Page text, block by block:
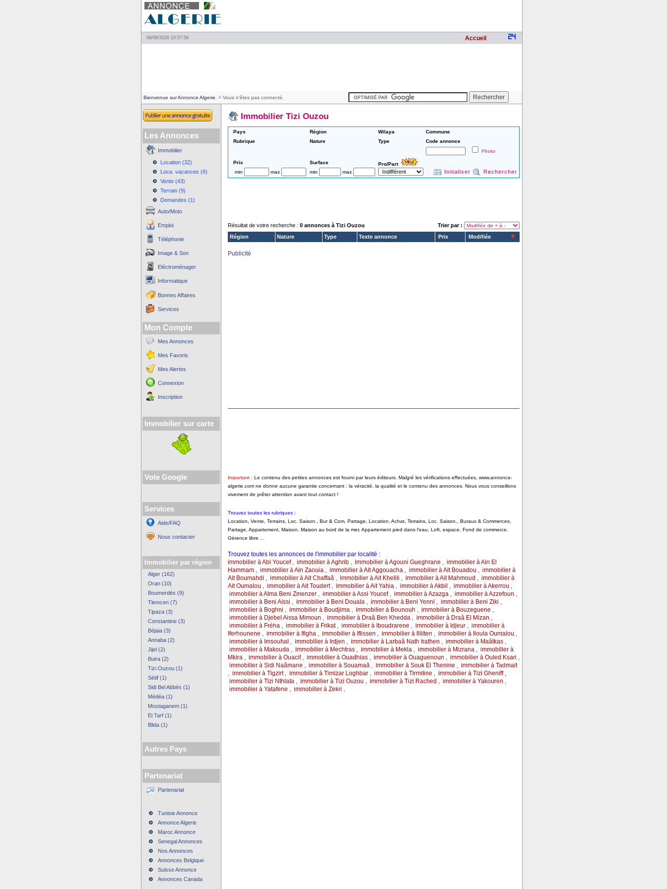
06/08/2026 10:57:59 Accueil
Bienvenue sur Annonce Algerie. > Vous n'êtes pas connecté.
Les Annonces
Immobilier
Location (32)
Loca. vacances (6)
Vente (43)
Terrain (9)
Demandes (1)
Auto/Moto
Emploi
Téléphonie
Image & Son
Eléctroménager
Informatique
Bonnes Affaires
Services
Mon Compte
Mes Annonces
Mes Favoris
Mes Alertes
Connexion
Inscription
Immobilier sur carte
Vote Google
Services
Aide/FAQ
Nous contacter
Immobilier par région
Alger (162)
Oran (10)
Boumerdès (9)
Tlemcen (7)
Tipaza (3)
Constantine (3)
Béjaia (3)
Annaba (2)
Jijel (2)
Buira (2)
Tizi Ouzou (1)
Sétif (1)
Sidi Bel Abbès (1)
Médéa (1)
Mostaganem (1)
El Tarf (1)
Blida (1)
Autres Pays
Partenariat
Partenariat
Tunisie Annonce
Annonce Algerie
Maroc Annonce
Senegal Annonces
Nos Annonces
Annonces Belgique
Suisse Annonce
Annonces Canada
Immobilier Tizi Ouzou
Pays Région Wilaya
Commune
Rubrique
Nature Type
Code annonce
Photo
Prix Surface
Pro/Part
min
max min max Initialiser Rechercher
Résultat de votre recherche : 0 annonces à Tizi Ouzou
Trier par :
Région
Nature Type Texte annonce Prix Modifiée
Publicité
Important : Le contenu des petites annonces est fourni par leurs éditeurs. Malgré les vérifications effectuées, www.annonce-
algerie.com ne donne aucune garantie concernant : la véracité, la qualité et le contenu des annonces. Nous vous conseillons
vivement de prêter attention avant tout contact !
Trouvez toutes les rubriques :
Location, Vente, Terrains, Loc. Saison., Bur & Com, Partage, Location, Achat, Terrains, Loc. Saison., Buraux & Commerces,
Partage, Appartement, Maison, Maison au bord de la mer, Appartement pied dans l'eau, Loft, espace, Fond de commerce,
Gérence libre ...
Trouvez toutes les annonces de l'immobilier par localité :
immobilier à Abi Youcef, immobilier à Aghrib, immobilier à Agouni Gueghrane , immobilier à Ain El
Hammam, immobilier à Ain Zaouia, immobilier à Ait Aggouacha, immobilier à Ait Bouadou , immobilier à
Ait Boumahdi , immobilier à Ait Chaffaâ, immobilier à Ait Khelili , immobilier à Ait Mahmoud , immobilier à
Ait Oumalou , immobilier à Ait Toudert, immobilier à Ait Yahia, immobilier à Akbil , immobilier à Akerrou ,
immobilier à Alma Beni Zmenzer, immobilier à Assi Youcef, immobilier à Azazga, immobilier à Azzefoun ,
immobilier à Beni Aissi , immobilier à Beni Douala, immobilier à Beni Yenni , immobilier à Beni Ziki ,
immobilier à Boghni , immobilier à Boudjima, immobilier à Bounouh , immobilier à Bouzeguene ,
immobilier à Djebel Aissa Mimoun , immobilier à Draâ Ben Khedda, immobilier à Draâ El Mizan ,
immobilier à Fréha, immobilier à Frikat, immobilier à Iboudrarene , immobilier à Idjeur, immobilier à
Iferhounene , immobilier à Ifigha, immobilier à Iflissen , immobilier à Illilten , immobilier à Iloula Oumalou ,
immobilier à Imsouhal , immobilier à Irdjen , immobilier à Larbaâ Nath Irathen , immobilier à Maâtkas,
immobilier à Makouda, immobilier à Mechtras, immobilier à Mekla, immobilier à Mizrana, immobilier à
Mkira, immobilier à Ouacif, immobilier à Ouadhias, immobilier à Ouaguenoun , immobilier à Ouled Ksari ,
immobilier à Sidi Naâmane , immobilier à Souamaâ, immobilier à Souk El Thenine , immobilier à Tadmait
, immobilier à Tigzirt, immobilier à Timizar Loghbar, immobilier à Tirmitine , immobilier à Tizi Gheniff,
immobilier à Tizi Nthlata, immobilier à Tizi Ouzou , immobilier à Tizi Rached , immobilier à Yakouren ,
immobilier à Yatafene , immobilier à Zekri ,